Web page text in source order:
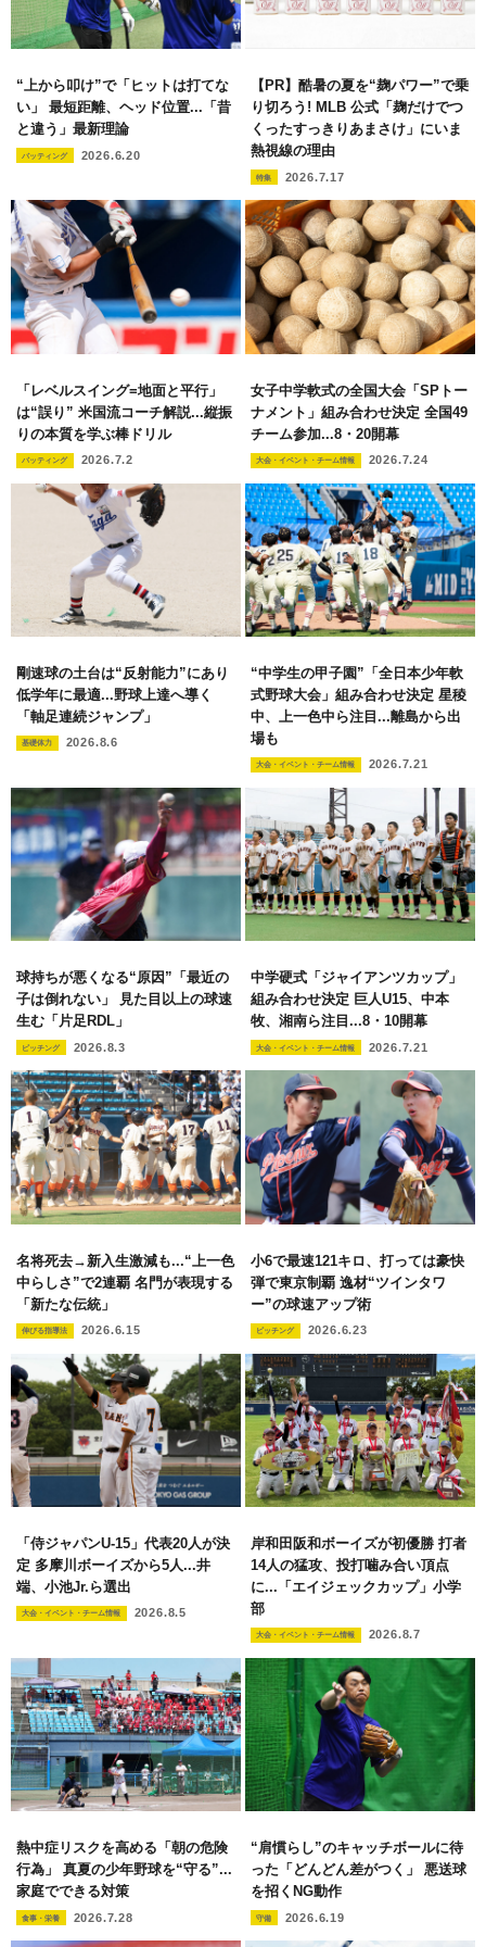
“上から叩け”で「ヒットは打てな
い」 最短距離、ヘッド位置...「昔
と違う」最新理論
バッティング 2026.6.20
【PR】酷暑の夏を“麹パワー”で乗
り切ろう! MLB 公式「麹だけでつ
くったすっきりあまさけ」にいま
熱視線の理由
特集 2026.7.17
「レベルスイング=地面と平行」
は“誤り” 米国流コーチ解説...縦振
りの本質を学ぶ棒ドリル
バッティング 2026.7.2
女子中学軟式の全国大会「SPトー
ナメント」組み合わせ決定 全国49
チーム参加...8・20開幕
大会・イベント・チーム情報 2026.7.24
剛速球の土台は“反射能力”にあり
低学年に最適...野球上達へ導く
「軸足連続ジャンプ」
基礎体力 2026.8.6
“中学生の甲子園”「全日本少年軟
式野球大会」組み合わせ決定 星稜
中、上一色中ら注目...離島から出
場も
大会・イベント・チーム情報 2026.7.21
球持ちが悪くなる“原因”「最近の
子は倒れない」 見た目以上の球速
生む「片足RDL」
ピッチング 2026.8.3
中学硬式「ジャイアンツカップ」
組み合わせ決定 巨人U15、中本
牧、湘南ら注目...8・10開幕
大会・イベント・チーム情報 2026.7.21
名将死去→新入生激減も...“上一色
中らしさ”で2連覇 名門が表現する
「新たな伝統」
伸びる指導法 2026.6.15
小6で最速121キロ、打っては豪快
弾で東京制覇 逸材“ツインタワ
ー”の球速アップ術
ピッチング 2026.6.23
「侍ジャパンU-15」代表20人が決
定 多摩川ボーイズから5人...井
端、小池Jr.ら選出
大会・イベント・チーム情報 2026.8.5
岸和田阪和ボーイズが初優勝 打者
14人の猛攻、投打噛み合い頂点
に...「エイジェックカップ」小学
部
大会・イベント・チーム情報 2026.8.7
熱中症リスクを高める「朝の危険
行為」 真夏の少年野球を“守る”...
家庭でできる対策
食事・栄養 2026.7.28
“肩慣らし”のキャッチボールに待
った「どんどん差がつく」 悪送球
を招くNG動作
守備 2026.6.19